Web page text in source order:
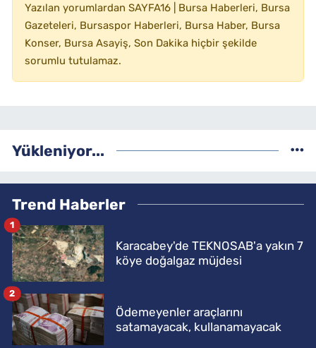
Yazılan yorumlardan SAYFA16 | Bursa Haberleri, Bursa
Gazeteleri, Bursaspor Haberleri, Bursa Haber, Bursa
Konser, Bursa Asayiş, Son Dakika hiçbir şekilde
sorumlu tutulamaz.
Yükleniyor...
Trend Haberler
Karacabey'de TEKNOSAB'a yakın 7
köye doğalgaz müjdesi
1
Ödemeyenler araçlarını
satamayacak, kullanamayacak
2